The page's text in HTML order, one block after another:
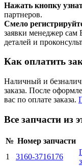
Нажать кнопку
партнеров.
Смело
заявки менеджер сам
деталей и
Как оплатить
Наличный и
заказа. После
вас по оплате заказа.
Все запчасти из
№ Номер запчасти
1
3160-3716176